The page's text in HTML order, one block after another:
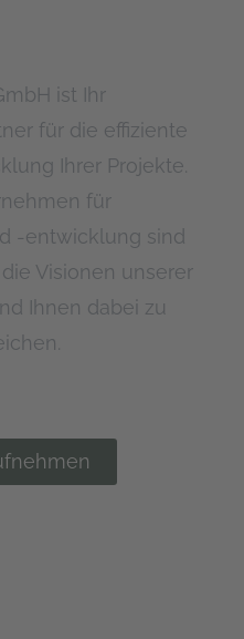
ist Ihr
für die effiziente
Ihrer Projekte.
für
-entwicklung sind
Visionen unserer
Ihnen dabei zu